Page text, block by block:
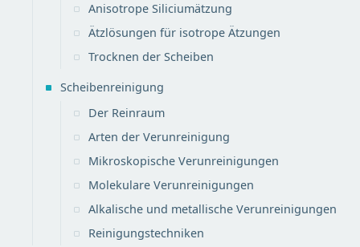
Anisotrope Siliciumätzung
Ätzlösungen für isotrope Ätzungen
Trocknen der Scheiben
Scheibenreinigung
Der Reinraum
Arten der Verunreinigung
Mikroskopische Verunreinigungen
Molekulare Verunreinigungen
Alkalische und metallische Verunreinigungen
Reinigungstechniken